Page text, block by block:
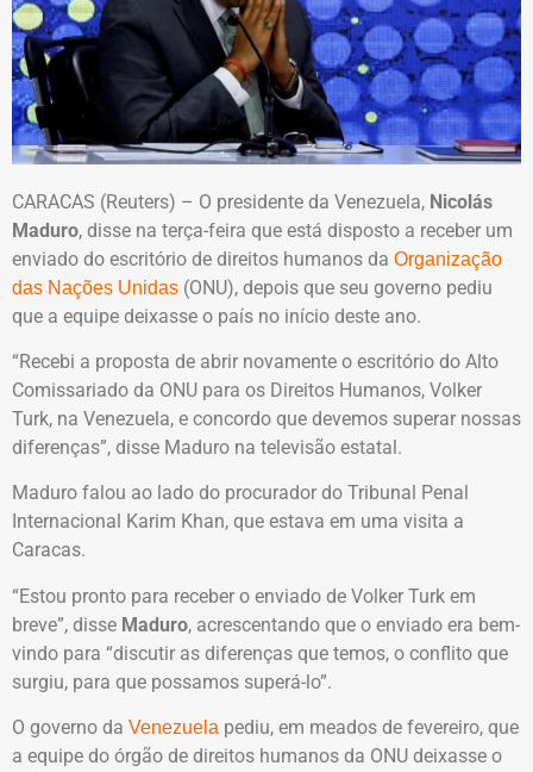
CARACAS (Reuters) – O presidente da Venezuela, Nicolás
Maduro, disse na terça-feira que está disposto a receber um
enviado do escritório de direitos humanos da Organização
das Nações Unidas (ONU), depois que seu governo pediu
que a equipe deixasse o país no início deste ano.
“Recebi a proposta de abrir novamente o escritório do Alto
Comissariado da ONU para os Direitos Humanos, Volker
Turk, na Venezuela, e concordo que devemos superar nossas
diferenças”, disse Maduro na televisão estatal.
Maduro falou ao lado do procurador do Tribunal Penal
Internacional Karim Khan, que estava em uma visita a
Caracas.
“Estou pronto para receber o enviado de Volker Turk em
breve”, disse Maduro, acrescentando que o enviado era bem-
vindo para “discutir as diferenças que temos, o conflito que
surgiu, para que possamos superá-lo”.
O governo da Venezuela pediu, em meados de fevereiro, que
a equipe do órgão de direitos humanos da ONU deixasse o